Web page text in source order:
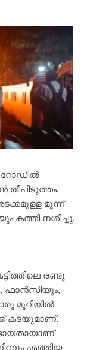
റോഡിൽ
തീപിടുത്തം.
മൂന്ന്
കത്തി നശിച്ചു.
രണ്ടു
ഫാൻസിയും,
മുറിയിൽ
കടയുമാണ്.
എത്തിയ